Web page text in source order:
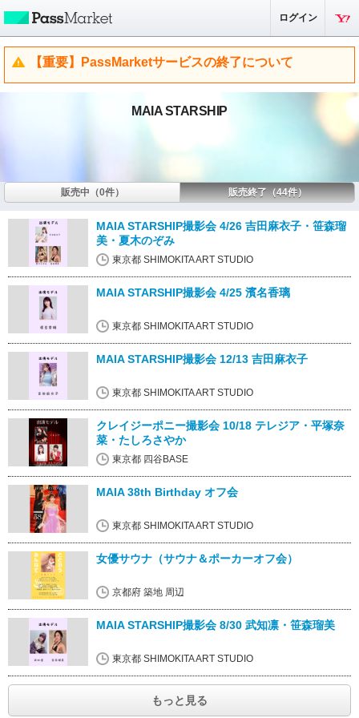
ログイン
【重要】PassMarketサービスの終了について
MAIA STARSHIP
販売中（0件） 販売終了（44件）
MAIA STARSHIP撮影会 4/26 吉田麻衣子・笹森瑠
美・夏木のぞみ
東京都 SHIMOKITA ART STUDIO
MAIA STARSHIP撮影会 4/25 濱名香璃
東京都 SHIMOKITA ART STUDIO
MAIA STARSHIP撮影会 12/13 吉田麻衣子
東京都 SHIMOKITA ART STUDIO
クレイジーポニー撮影会 10/18 テレジア・平塚奈
菜・たしろさやか
東京都 四谷BASE
MAIA 38th Birthday オフ会
東京都 SHIMOKITA ART STUDIO
女優サウナ（サウナ＆ポーカーオフ会）
京都府 築地 周辺
MAIA STARSHIP撮影会 8/30 武知凛・笹森瑠美
東京都 SHIMOKITA ART STUDIO
もっと見る